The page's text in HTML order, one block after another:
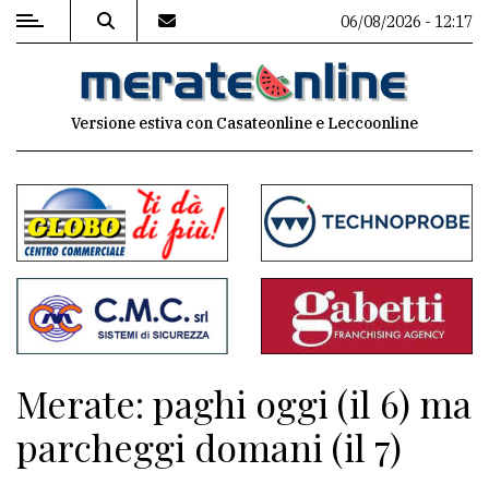
MENU
commenti
Contenuti
del
sito
Associazioni
Meteo
06/08/2026 - 12:17
Versione estiva con Casateonline e Leccoonline
Merate: paghi oggi (il 6) ma
parcheggi domani (il 7)